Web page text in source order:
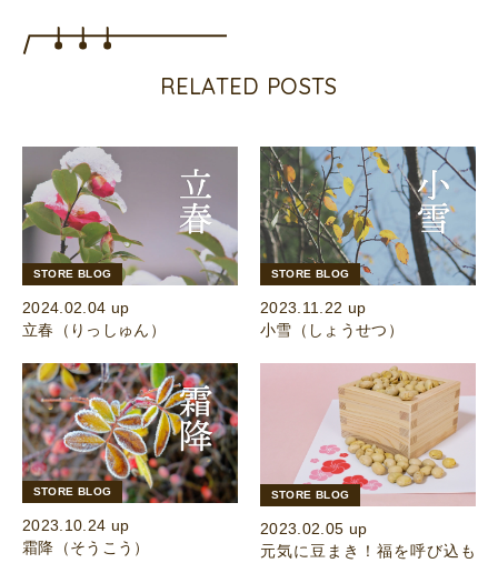
RELATED POSTS
STORE BLOG
2024.02.04 up
立春（りっしゅん）
STORE BLOG
2023.11.22 up
小雪（しょうせつ）
STORE BLOG
2023.10.24 up
霜降（そうこう）
STORE BLOG
2023.02.05 up
元気に豆まき！福を呼び込も